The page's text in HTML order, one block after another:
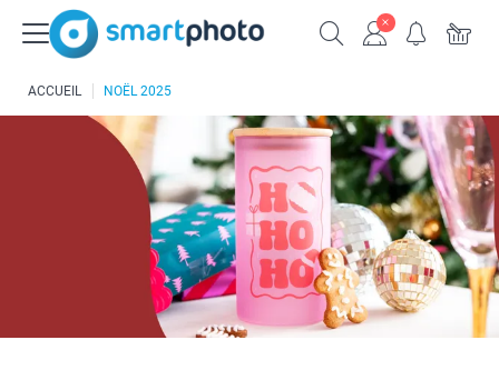
ACCUEIL NOËL 2025